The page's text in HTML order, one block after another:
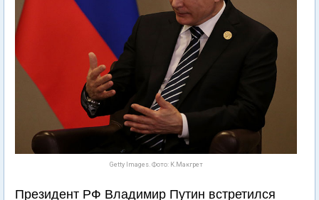
Getty Images. Фото: К.Макгрет
Президент РФ Владимир Путин встретился